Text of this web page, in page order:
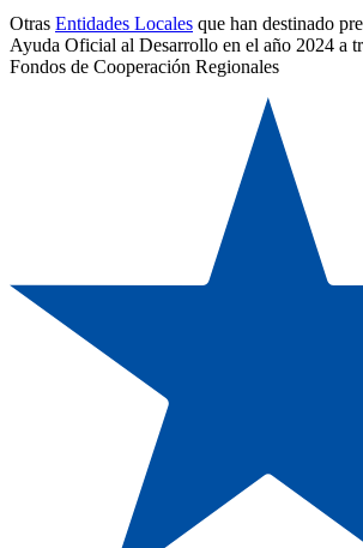
Otras Entidades Locales que han destinado
Ayuda Oficial al Desarrollo en el año 2024 a
Fondos de Cooperación Regionales